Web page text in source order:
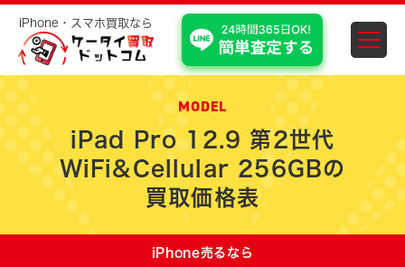
iPhone・スマホ買取なら
スマホ・iPhone買取 埼玉・
MODEL
iPad Pro 12.9 第2世代
WiFi&Cellular 256GBの
買取価格表
iPhone売るなら